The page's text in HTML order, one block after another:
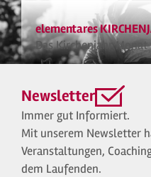
elementares
Das Kirchenjahr
Newsletter
Immer gut Informiert.
Mit unserem Newsletter
Veranstaltungen,
dem Laufenden.